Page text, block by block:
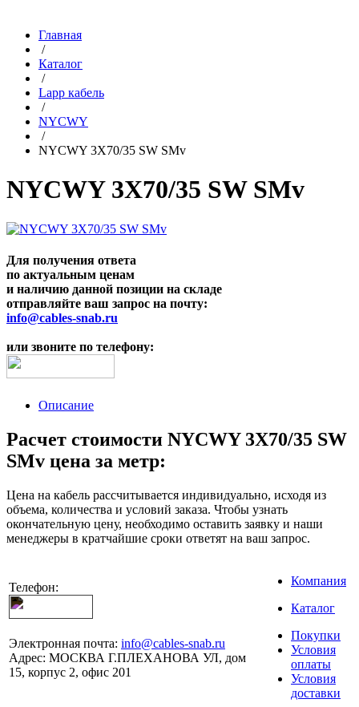
Главная
/
Каталог
/
Lapp кабель
/
NYCWY
/
NYCWY 3X70/35 SW SMv
NYCWY 3X70/35 SW SMv
Для получения ответа
по актуальным ценам
и наличию данной позиции на складе
отправляйте ваш запрос на почту:
info@cables-snab.ru
или звоните по телефону:
Описание
Расчет стоимости NYCWY 3X70/35 SW
SMv цена за метр:
Цена на кабель рассчитывается индивидуально, исходя из
объема, количества и условий заказа. Чтобы узнать
окончательную цену, необходимо оставить заявку и наши
менеджеры в кратчайшие сроки ответят на ваш запрос.
Телефон:
Электронная почта: info@cables-snab.ru
Адрес: МОСКВА Г.ПЛЕХАНОВА УЛ, дом
15, корпус 2, офис 201
Компания
Каталог
Покупки
Условия
оплаты
Условия
доставки